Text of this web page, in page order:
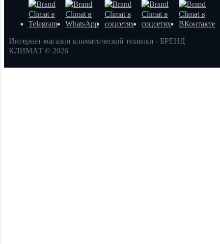
Интернет-магазин климатической техники - БРЕНД
КЛИМАТ © 2026